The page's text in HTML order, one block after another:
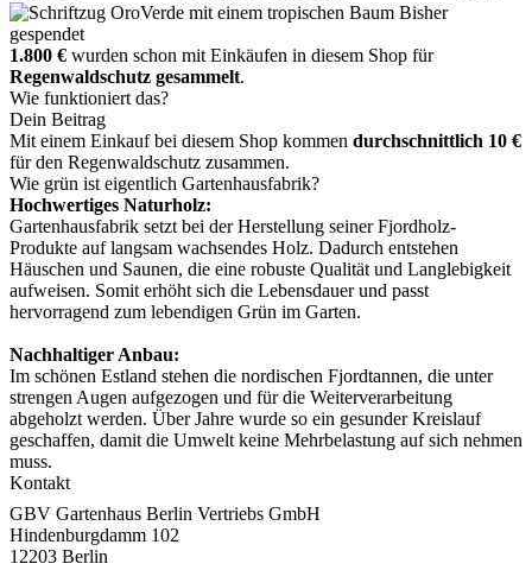
Bisher
gespendet
1.800 € wurden schon mit Einkäufen in diesem Shop für
Regenwaldschutz gesammelt.
Wie funktioniert das?
Dein Beitrag
Mit einem Einkauf bei diesem Shop kommen durchschnittlich 10 €
für den Regenwaldschutz zusammen.
Wie grün ist eigentlich Gartenhausfabrik?
Hochwertiges Naturholz:
Gartenhausfabrik setzt bei der Herstellung seiner Fjordholz-
Produkte auf langsam wachsendes Holz. Dadurch entstehen
Häuschen und Saunen, die eine robuste Qualität und Langlebigkeit
aufweisen. Somit erhöht sich die Lebensdauer und passt
hervorragend zum lebendigen Grün im Garten.
Nachhaltiger Anbau:
Im schönen Estland stehen die nordischen Fjordtannen, die unter
strengen Augen aufgezogen und für die Weiterverarbeitung
abgeholzt werden. Über Jahre wurde so ein gesunder Kreislauf
geschaffen, damit die Umwelt keine Mehrbelastung auf sich nehmen
muss.
Kontakt
GBV Gartenhaus Berlin Vertriebs GmbH
Hindenburgdamm 102
12203 Berlin